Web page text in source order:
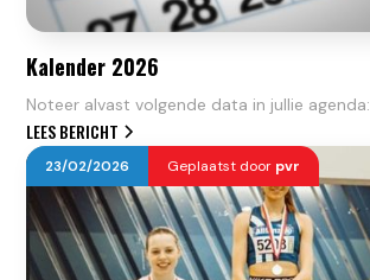
Kalender 2026
Noteer alvast volgende data in jullie agenda:
LEES BERICHT
23/02/2026 Geplaatst door pvr